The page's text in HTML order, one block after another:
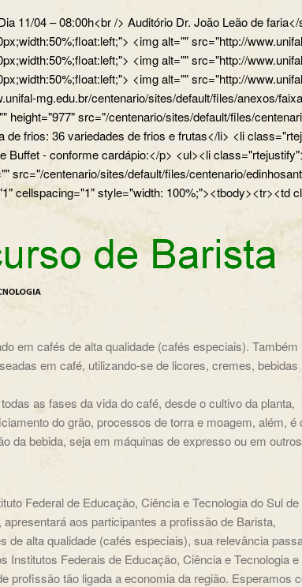
11/04 – 08:00h<br /> Auditório Dr. João Leão de
<img alt="" src="http://
<img alt="" src="http://
<img alt="" src="http://
mg.edu.br/centenario/sites/default/files/anexos/
height="977" src="/centenario/sites/default/files/
frios: 36 variedades de frios e frutas</li> <li
Buffet - conforme cardápio:</p> <ul><li
src="/centenario/sites/default/files/centenario/
cellspacing="1" style="width:
em cafés de alta qualidade (cafés especiais). Também
em café, utilizando-se de licores, cremes, bebidas
as fases da vida do café, desde o cultivo da planta,
do grão, processos de torra e moagem, além, é
da bebida, seja em máquinas de expresso ou em outros
Federal de Educação, Ciência e Tecnologia do Sul de
aos participantes a profissão de Barista,
de alta qualidade (cafés especiais), sua relevância
Institutos Federais de Educação, Ciência e Tecnologia e
profissão tão ligada a economia da região. Esperamos